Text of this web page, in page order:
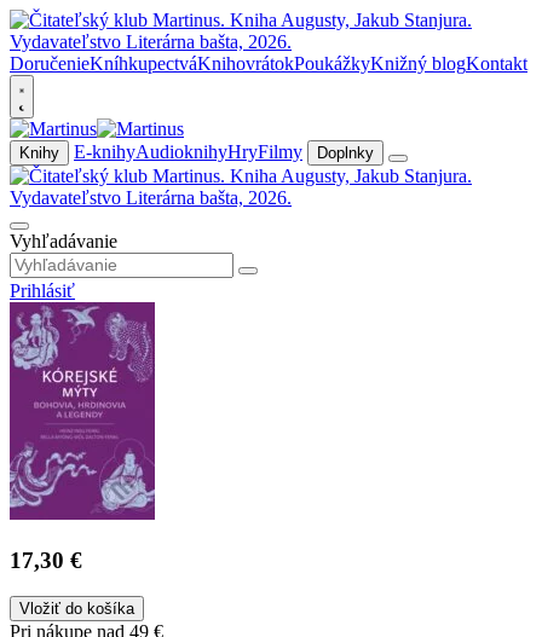
DoručenieKníhkupectváKnihovrátokPoukážkyKnižný blogKontakt
Knihy E-knihyAudioknihyHryFilmy Doplnky
Vyhľadávanie
Prihlásiť
17,30 €
Vložiť do košíka
Pri nákupe nad 49 €